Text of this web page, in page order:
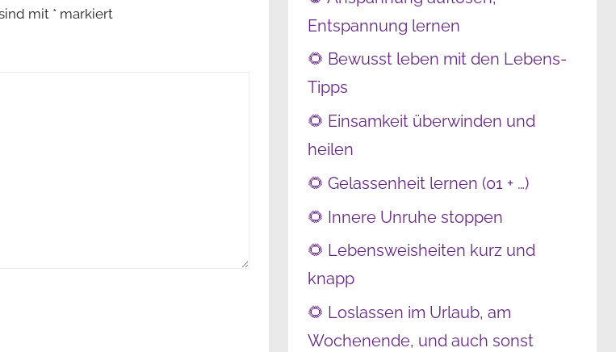
mit * markiert
Entspannung lernen
🌻 Bewusst leben mit den Lebens-
Tipps
🌻 Einsamkeit überwinden und
heilen
🌻 Gelassenheit lernen (01 + …)
🌻 Innere Unruhe stoppen
🌻 Lebensweisheiten kurz und
knapp
🌻 Loslassen im Urlaub, am
Wochenende, und auch sonst